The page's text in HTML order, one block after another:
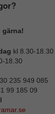
gärna!
kl 8.30-18.30
18.30
235 949 085
99 185 09